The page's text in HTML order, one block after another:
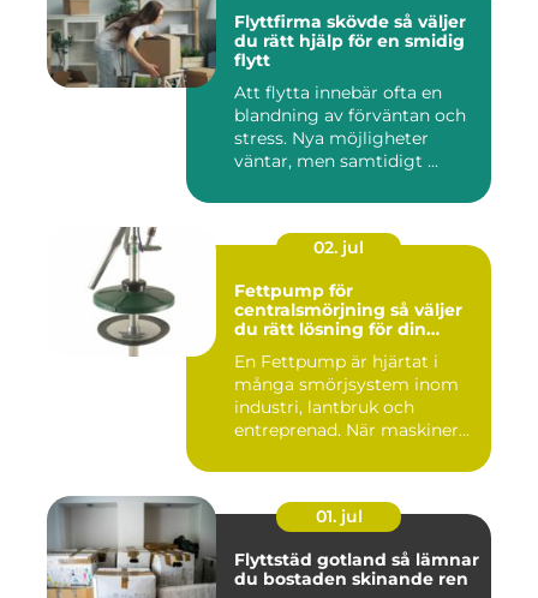
Flyttfirma skövde så väljer
du rätt hjälp för en smidig
flytt
Att flytta innebär ofta en
blandning av förväntan och
stress. Nya möjligheter
väntar, men samtidigt ...
02. jul
Fettpump för
centralsmörjning så väljer
du rätt lösning för din
En Fettpump är hjärtat i
många smörjsystem inom
industri, lantbruk och
entreprenad. När maskiner
01. jul
Flyttstäd gotland så lämnar
du bostaden skinande ren